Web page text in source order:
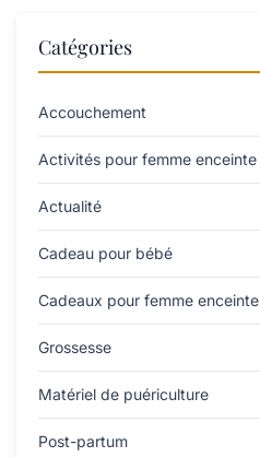
Catégories
Accouchement
Activités pour femme enceinte
Actualité
Cadeau pour bébé
Cadeaux pour femme enceinte
Grossesse
Matériel de puériculture
Post-partum